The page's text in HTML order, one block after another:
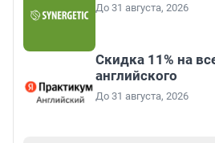
До 31 августа, 2026
Скидка 11% на
английского
До 31 августа, 2026